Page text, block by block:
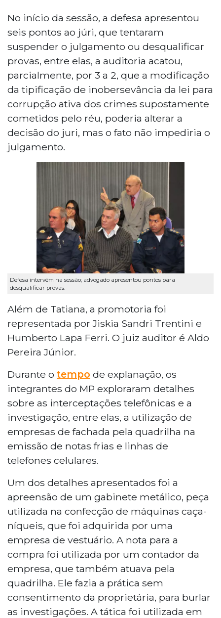
No início da sessão, a defesa apresentou
seis pontos ao júri, que tentaram
suspender o julgamento ou desqualificar
provas, entre elas, a auditoria acatou,
parcialmente, por 3 a 2, que a modificação
da tipificação de inobersevância da lei para
corrupção ativa dos crimes supostamente
cometidos pelo réu, poderia alterar a
decisão do juri, mas o fato não impediria o
julgamento.
Defesa intervém na sessão; advogado apresentou pontos para
desqualificar provas.
Além de Tatiana, a promotoria foi
representada por Jiskia Sandri Trentini e
Humberto Lapa Ferri. O juiz auditor é Aldo
Pereira Júnior.
Durante o tempo de explanação, os
integrantes do MP exploraram detalhes
sobre as interceptações telefônicas e a
investigação, entre elas, a utilização de
empresas de fachada pela quadrilha na
emissão de notas frias e linhas de
telefones celulares.
Um dos detalhes apresentados foi a
apreensão de um gabinete metálico, peça
utilizada na confecção de máquinas caça-
níqueis, que foi adquirida por uma
empresa de vestuário. A nota para a
compra foi utilizada por um contador da
empresa, que também atuava pela
quadrilha. Ele fazia a prática sem
consentimento da proprietária, para burlar
as investigações. A tática foi utilizada em